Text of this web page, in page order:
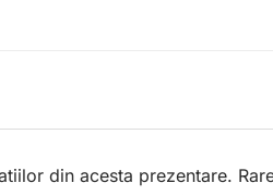
din acesta prezentare.